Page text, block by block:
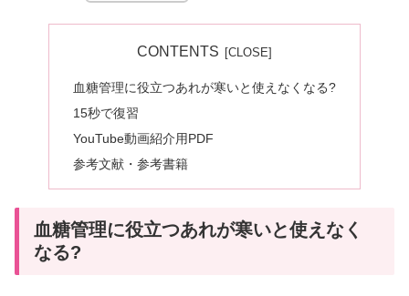
CONTENTS
血糖管理に役立つあれが寒いと使えなくなる?
15秒で復習
YouTube動画紹介用PDF
参考文献・参考書籍
血糖管理に役立つあれが寒いと使えなく
なる?